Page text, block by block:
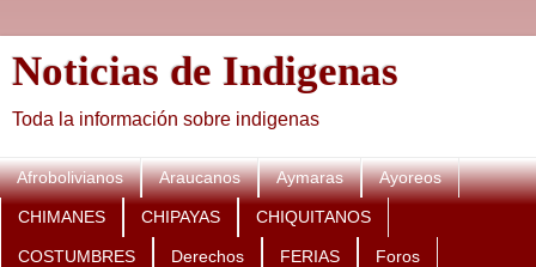
Noticias de Indigenas
Toda la información sobre indigenas
Afrobolivianos Araucanos Aymaras Ayoreos
CHIMANES CHIPAYAS CHIQUITANOS
COSTUMBRES Derechos FERIAS Foros